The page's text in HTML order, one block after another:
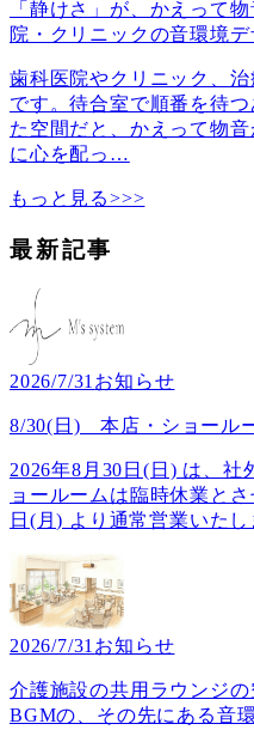
「静けさ」が、かえって
院・クリニックの音環境デ
歯科医院やクリニック、
です。待合室で順番を待
た空間だと、かえって物
に心を配っ …
もっと見る>>>
最新記事
2026/7/31 お知らせ
8/30(日) 本店・ショール
2026年8月30日(日) は、社
ョールームは臨時休業と
日(月) より通常営業いた
2026/7/31 お知らせ
介護施設の共用ラウンジ
BGMの、その先にある音